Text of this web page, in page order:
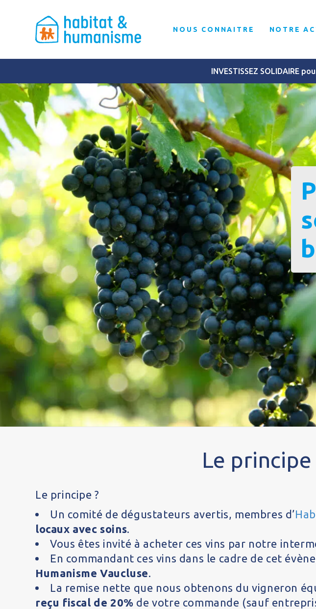
NOUS CONNAITRE NOTRE
INVESTISSEZ SOLIDAIRE
Le
Le principe ?
Un comité de dégustateurs avertis, membres d’
locaux avec soins.
Vous êtes invité à acheter ces vins par notre
En commandant ces vins dans le cadre de cet
Humanisme Vaucluse.
La remise nette que nous obtenons du vigneron
reçu fiscal de 20% de votre commande (sauf